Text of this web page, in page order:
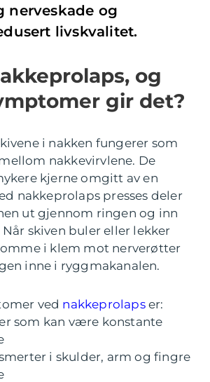
nerveskade og
livskvalitet.
og
gir det?
i nakken fungerer som
nakkevirvlene. De
kjerne omgitt av en
nakkeprolaps presses deler
ut gjennom ringen og inn
skiven buler eller lekker
i klem mot nerverøtter
inne i ryggmakanalen.
ved nakkeprolapser:
som kan være konstante
i skulder, arm og fingre